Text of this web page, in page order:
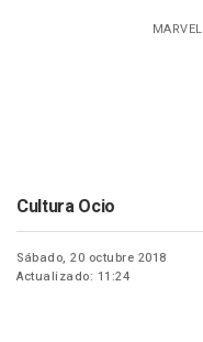
Cultura Ocio
Sábado, 20 octubre 2018
Actualizado: 11:24